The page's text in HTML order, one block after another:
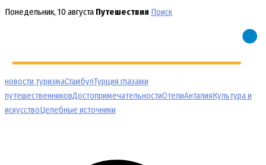
Перейти
Понедельник, 10 августа Путешествия Поиск
новости туризмаСтамбулТурция глазами
путешественниковДостопримечательностиОтелиАнталияКультура и
искусствоЦелебные источники